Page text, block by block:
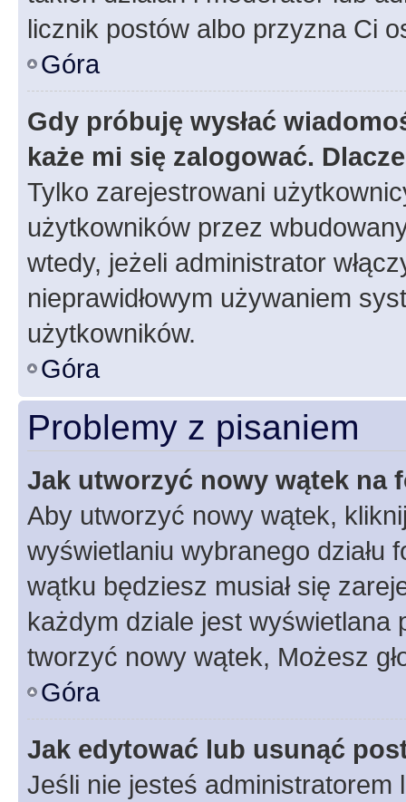
licznik postów albo przyzna Ci
Góra
Gdy próbuję wysłać
każe mi się zalogować.
Tylko zarejestrowani
użytkowników przez
wtedy, jeżeli administrator
nieprawidłowym używaniem
użytkowników.
Góra
Problemy z pisaniem
Jak utworzyć nowy wątek na
Aby utworzyć nowy wątek,
wyświetlaniu wybranego działu
wątku będziesz musiał się
każdym dziale jest wyświetlana
tworzyć nowy wątek, Możesz
Góra
Jak edytować lub usunąć
Jeśli nie jesteś